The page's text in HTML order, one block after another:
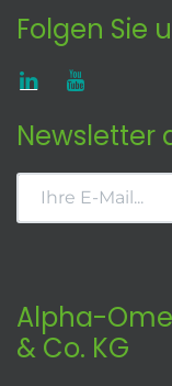
Folgen Sie
Newsletter
Alpha-
& Co. KG